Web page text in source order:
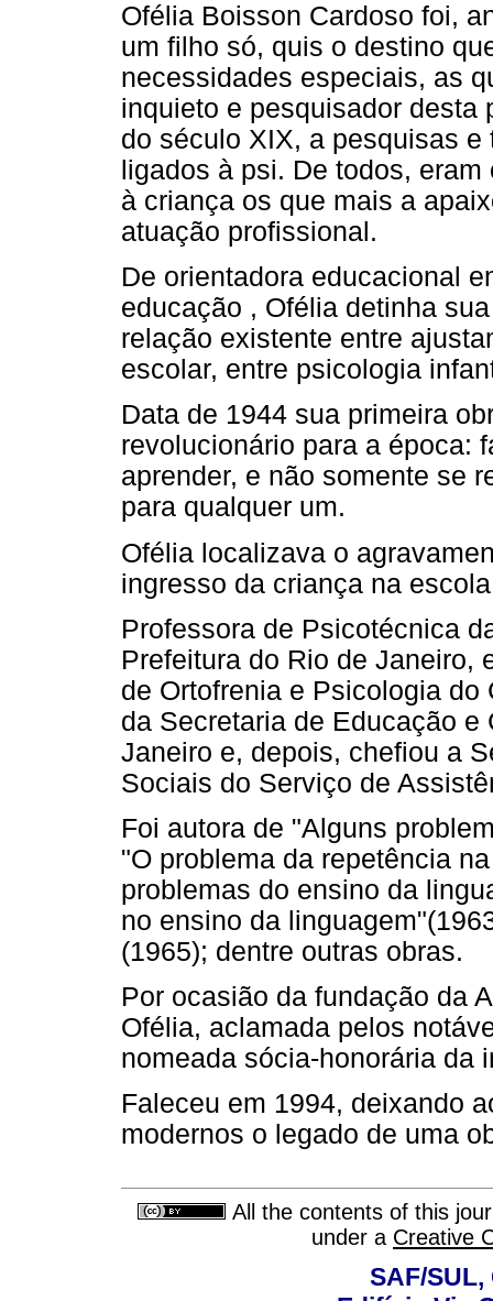
Ofélia Boisson Cardoso foi,
um filho só, quis o destino
necessidades especiais, as
inquieto e pesquisador desta
do século XIX, a pesquisas
ligados à psi. De todos,
à criança os que mais a
atuação profissional.
De orientadora educacional
educação , Ofélia detinha
relação existente entre
escolar, entre psicologia
Data de 1944 sua primeira
revolucionário para a época:
aprender, e não somente se
para qualquer um.
Ofélia localizava o
ingresso da criança na
Professora de Psicotécnica
Prefeitura do Rio de Janeiro,
de Ortofrenia e Psicologia
da Secretaria de Educação
Janeiro e, depois, chefiou a
Sociais do Serviço de
Foi autora de "Alguns
"O problema da repetência
problemas do ensino da
no ensino da
(1965); dentre outras obras.
Por ocasião da fundação da
Ofélia, aclamada pelos
nomeada sócia-honorária da
Faleceu em 1994, deixando
modernos o legado de uma
All the contents of this
under a Creative
SAF/